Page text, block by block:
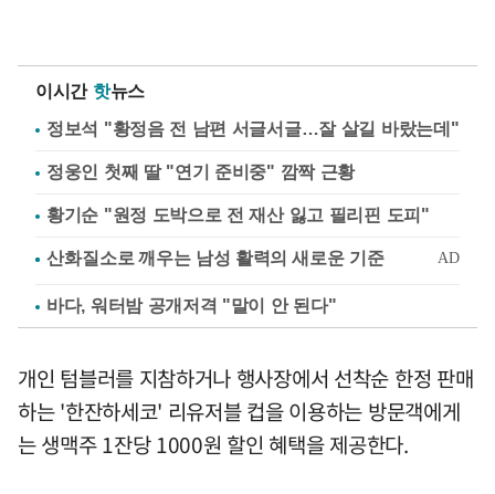
이시간 핫뉴스
정보석 "황정음 전 남편 서글서글…잘 살길 바랐는데"
정웅인 첫째 딸 "연기 준비중" 깜짝 근황
황기순 "원정 도박으로 전 재산 잃고 필리핀 도피"
바다, 워터밤 공개저격 "말이 안 된다"
개인 텀블러를 지참하거나 행사장에서 선착순 한정 판매
하는 '한잔하세코' 리유저블 컵을 이용하는 방문객에게
는 생맥주 1잔당 1000원 할인 혜택을 제공한다.